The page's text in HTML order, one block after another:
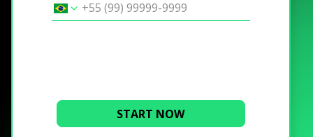
START NOW